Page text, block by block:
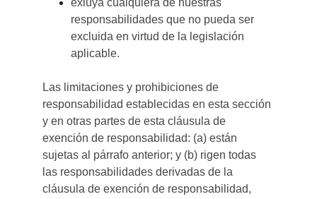
exluya cualquiera de nuestras
responsabilidades que no pueda ser
excluida en virtud de la legislación
aplicable.
Las limitaciones y prohibiciones de
responsabilidad establecidas en esta sección
y en otras partes de esta cláusula de
exención de responsabilidad: (a) están
sujetas al párrafo anterior; y (b) rigen todas
las responsabilidades derivadas de la
cláusula de exención de responsabilidad,